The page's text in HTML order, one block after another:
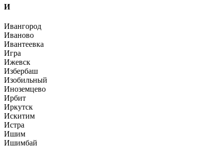
И
Ивангород
Иваново
Ивантеевка
Игра
Ижевск
Избербаш
Изобильный
Иноземцево
Ирбит
Иркутск
Искитим
Истра
Ишим
Ишимбай